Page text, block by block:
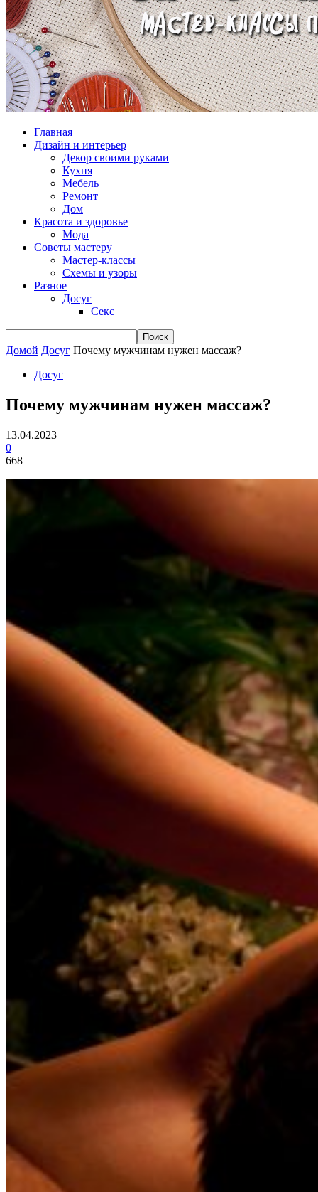
Главная
Дизайн и интерьер
Декор своими руками
Кухня
Мебель
Ремонт
Дом
Красота и здоровье
Мода
Советы мастеру
Мастер-классы
Схемы и узоры
Разное
Досуг
Секс
Домой Досуг Почему мужчинам нужен массаж?
Досуг
Почему мужчинам нужен массаж?
13.04.2023
0
668